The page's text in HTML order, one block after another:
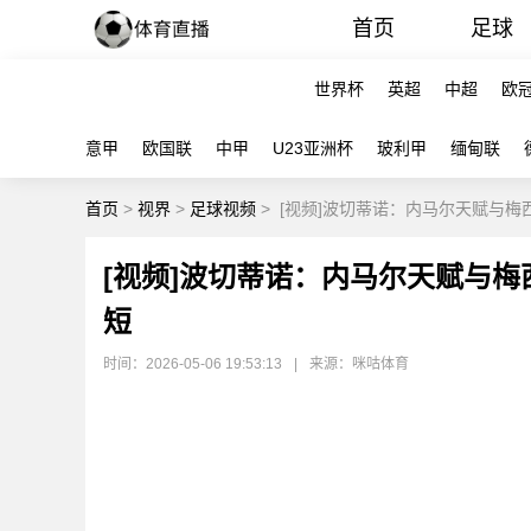
首页 足球
世界杯 英超 中超 欧
意甲 欧国联 中甲 U23亚洲杯 玻利甲 缅甸联
首页 > 视界 > 足球视频 > [视频]波切蒂诺：内马尔天赋与梅
[视频]波切蒂诺：内马尔天赋与
短
时间：2026-05-06 19:53:13 来源：咪咕体育